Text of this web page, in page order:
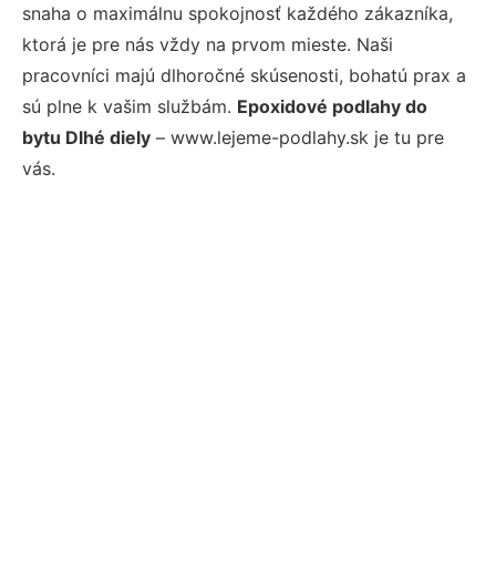
snaha o maximálnu spokojnosť každého zákazníka,
ktorá je pre nás vždy na prvom mieste. Naši
pracovníci majú dlhoročné skúsenosti, bohatú prax a
sú plne k vašim službám. Epoxidové podlahy do
bytu Dlhé diely – www.lejeme-podlahy.sk je tu pre
vás.